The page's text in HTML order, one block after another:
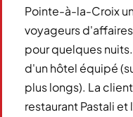
Pointe-à-la-Croix
voyageurs
pour quelques
d'un hôtel équipé
plus longs). La
restaurant Pastali et